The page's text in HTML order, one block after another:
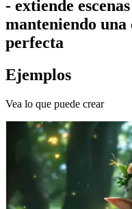
- extiende
manteniendo una
perfecta
Ejemplos
Vea lo que puede crear